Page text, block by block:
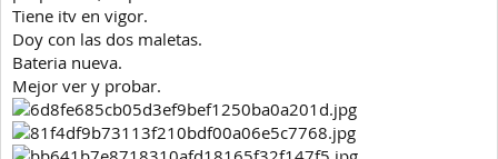
Tiene itv en vigor.
Doy con las dos maletas.
Bateria nueva.
Mejor ver y probar.